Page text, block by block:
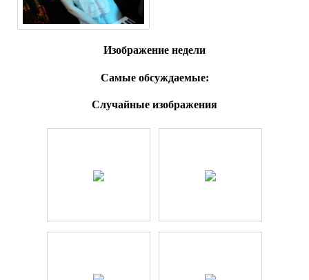
Изображение недели
Самые обсуждаемые:
Случайные изображения